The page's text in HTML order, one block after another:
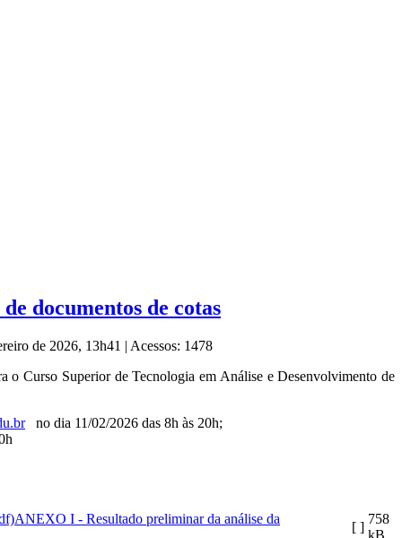
documentos de cotas
de 2026, 13h41 | Acessos: 1478
o Curso Superior de Tecnologia em Análise e Desenvolvimento de
no dia 11/02/2026 das 8h às 20h;
ANEXO I - Resultado preliminar da análise da
[ ]
758
kB